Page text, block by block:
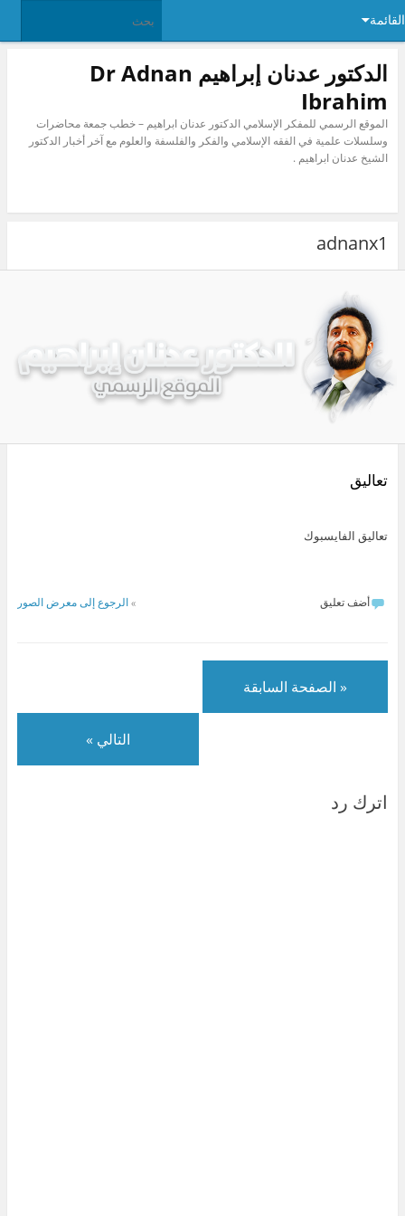
الدكتور عدنان إبراهيم Dr Adnan
Ibrahim
الموقع الرسمي للمفكر الإسلامي الدكتور عدنان ابراهيم – خطب جمعة محاضرات
وسلسلات علمية في الفقه الإسلامي والفكر والفلسفة والعلوم مع آخر أخبار الدكتور
الشيخ عدنان ابراهيم .
adnanx1
تعاليق
تعاليق الفايسبوك
الرجوع إلى معرض الصور أضف تعليق
« الصفحة السابقة
التالي »
اترك رد